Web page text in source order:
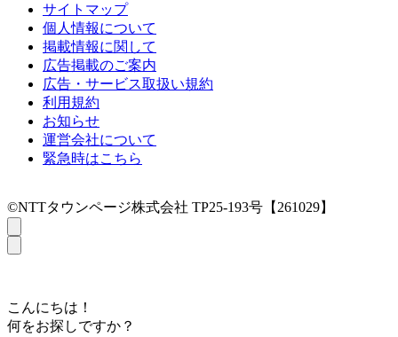
サイトマップ
個人情報について
掲載情報に関して
広告掲載のご案内
広告・サービス取扱い規約
利用規約
お知らせ
運営会社について
緊急時はこちら
©NTTタウンページ株式会社 TP25-193号【261029】
こんにちは！
何をお探しですか？